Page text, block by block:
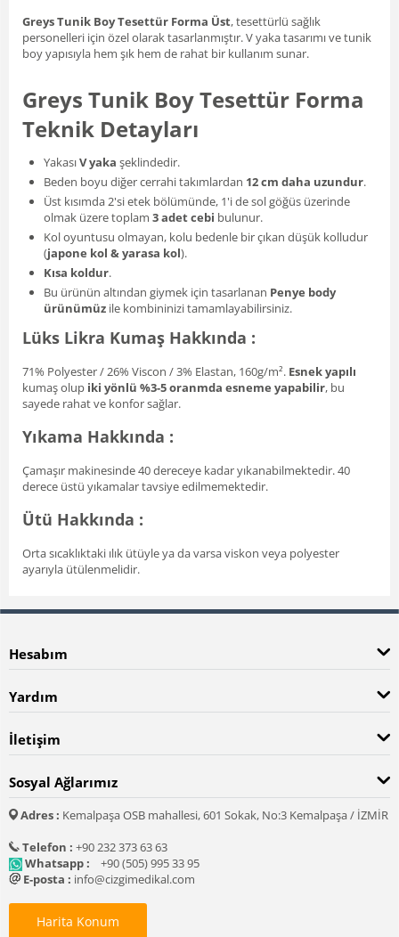
Greys Tunik Boy Tesettür Forma Üst, tesettürlü sağlık
personelleri için özel olarak tasarlanmıştır. V yaka tasarımı ve tunik
boy yapısıyla hem şık hem de rahat bir kullanım sunar.
Greys Tunik Boy Tesettür Forma
Teknik Detayları
YakasıV yaka şeklindedir.
Beden boyu diğer cerrahi takımlardan 12 cm daha uzundur.
Üst kısımda 2'si etek bölümünde, 1'i de sol göğüs üzerinde
olmak üzere toplam 3 adet cebi bulunur.
Kol oyuntusu olmayan, kolu bedenle bir çıkan düşük kolludur
(japone kol & yarasa kol).
Kısa koldur.
Bu ürünün altından giymek için tasarlanan Penye body
ürünümüz ile kombininizi tamamlayabilirsiniz.
Lüks Likra Kumaş Hakkında :
71% Polyester / 26% Viscon / 3% Elastan, 160g/m². Esnek yapılı
kumaş olup iki yönlü %3-5 oranmda esneme yapabilir, bu
sayede rahat ve konfor sağlar.
Yıkama Hakkında :
Çamaşır makinesinde 40 dereceye kadar yıkanabilmektedir. 40
derece üstü yıkamalar tavsiye edilmemektedir.
Ütü Hakkında :
Orta sıcaklıktaki ılık ütüyle ya da varsa viskon veya polyester
ayarıyla ütülenmelidir.
Hesabım
Yardım
İletişim
Sosyal Ağlarımız
Adres : Kemalpaşa OSB mahallesi, 601 Sokak, No:3 Kemalpaşa / İZMİR
Telefon : +90 232 373 63 63
Whatsapp :
+90 (505) 995 33 95
E-posta : info@cizgimedikal.com
Harita Konum